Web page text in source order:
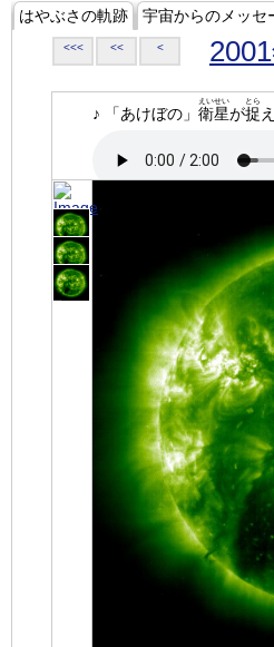
はやぶさの軌跡 宇宙からのメッセ
<<< << <
♪ 「あけぼの」 衛星
えいせい
が捉
とら